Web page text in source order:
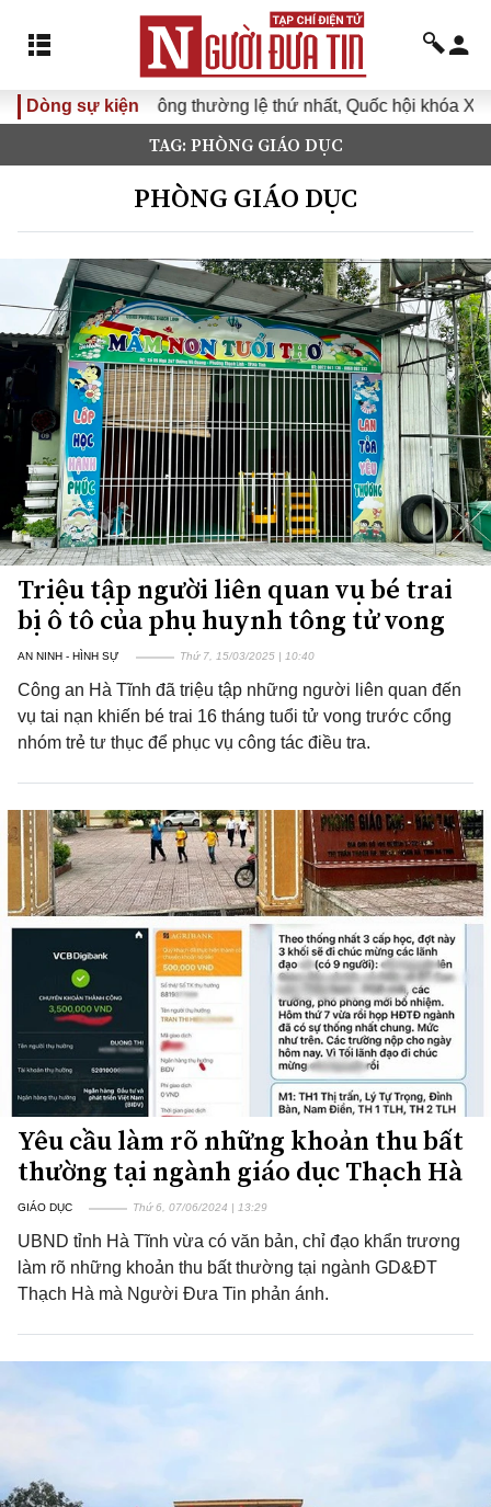
Dòng sự kiện
họp không thường lệ thứ nhất, Quốc hội khóa XVI Đưa
TAG: PHÒNG GIÁO DỤC
PHÒNG GIÁO DỤC
Triệu tập người liên quan vụ bé trai
bị ô tô của phụ huynh tông tử vong
AN NINH - HÌNH SỰ Thứ 7, 15/03/2025 | 10:40
Công an Hà Tĩnh đã triệu tập những người liên quan đến
vụ tai nạn khiến bé trai 16 tháng tuổi tử vong trước cổng
nhóm trẻ tư thục để phục vụ công tác điều tra.
Yêu cầu làm rõ những khoản thu bất
thường tại ngành giáo dục Thạch Hà
GIÁO DỤC Thứ 6, 07/06/2024 | 13:29
UBND tỉnh Hà Tĩnh vừa có văn bản, chỉ đạo khẩn trương
làm rõ những khoản thu bất thường tại ngành GD&ĐT
Thạch Hà mà Người Đưa Tin phản ánh.